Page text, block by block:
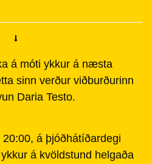
á móti ykkur á næsta
sinn verður viðburðurinn
Daria Testo.
á þjóðhátíðardegi
á kvöldstund helgaða